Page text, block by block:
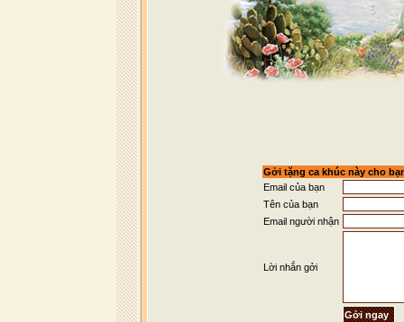
Gởi tặng ca khúc này cho
Email của bạn
Tên của bạn
Email người nhận
Lời nhắn gởi